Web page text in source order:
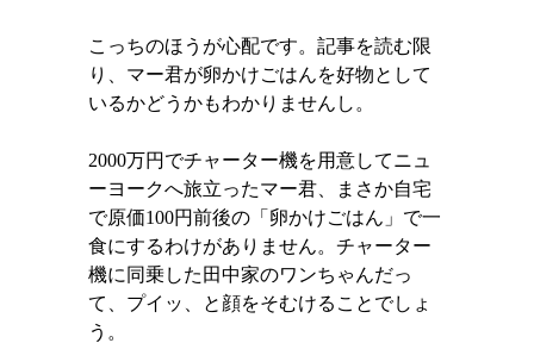
こっちのほうが心配です。記事を読む限
り、マー君が卵かけごはんを好物として
いるかどうかもわかりませんし。
2000万円でチャーター機を用意してニュ
ーヨークへ旅立ったマー君、まさか自宅
で原価100円前後の「卵かけごはん」で一
食にするわけがありません。チャーター
機に同乗した田中家のワンちゃんだっ
て、プイッ、と顔をそむけることでしょ
う。